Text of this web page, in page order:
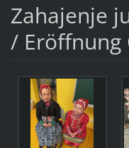
Zahajenje
/ Eröffnung